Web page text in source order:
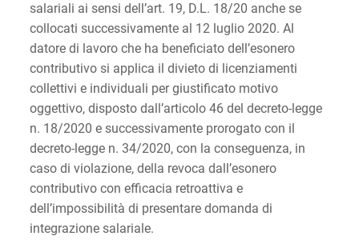
salariali ai sensi dell’art. 19, D.L. 18/20 anche se
collocati successivamente al 12 luglio 2020. Al
datore di lavoro che ha beneficiato dell’esonero
contributivo si applica il divieto di licenziamenti
collettivi e individuali per giustificato motivo
oggettivo, disposto dall’articolo 46 del decreto-legge
n. 18/2020 e successivamente prorogato con il
decreto-legge n. 34/2020, con la conseguenza, in
caso di violazione, della revoca dall’esonero
contributivo con efficacia retroattiva e
dell’impossibilità di presentare domanda di
integrazione salariale.